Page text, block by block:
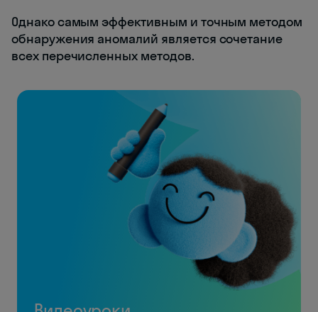
Однако самым эффективным и точным методом
обнаружения аномалий является сочетание
всех перечисленных методов.